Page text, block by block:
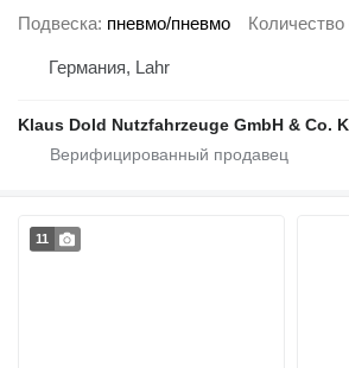
Подвеска пневмо/пневмо Количество
Германия, Lahr
Klaus Dold Nutzfahrzeuge GmbH & Co.
11